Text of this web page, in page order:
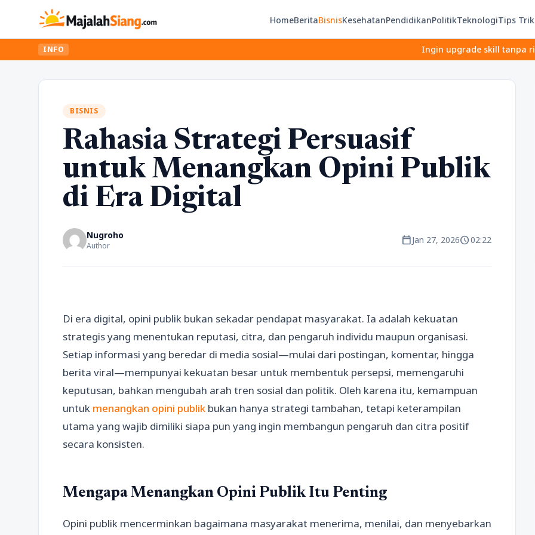
HomeBeritaBisnisKesehatanPendidikanPolitikTeknologiTips Trik
INFO Ingin upgrade skill tanpa ribet?
BISNIS
Rahasia Strategi Persuasif
untuk Menangkan Opini Publik
di Era Digital
Nugroho
Author calendar_todayJan 27, 2026schedule02:22
Di era digital, opini publik bukan sekadar pendapat masyarakat. Ia adalah kekuatan
strategis yang menentukan reputasi, citra, dan pengaruh individu maupun organisasi.
Setiap informasi yang beredar di media sosial—mulai dari postingan, komentar, hingga
berita viral—mempunyai kekuatan besar untuk membentuk persepsi, memengaruhi
keputusan, bahkan mengubah arah tren sosial dan politik. Oleh karena itu, kemampuan
untuk menangkan opini publik bukan hanya strategi tambahan, tetapi keterampilan
utama yang wajib dimiliki siapa pun yang ingin membangun pengaruh dan citra positif
secara konsisten.
Mengapa Menangkan Opini Publik Itu Penting
Opini publik mencerminkan bagaimana masyarakat menerima, menilai, dan menyebarkan